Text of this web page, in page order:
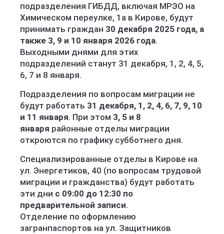
подразделения ГИБДД, включая МРЭО на
Химическом переулке, 1а в Кирове, будут
принимать граждан 30 декабря 2025 года, а
также 3, 9 и 10 января 2026 года.
Выходными днями для этих
подразделений станут 31 декабря, 1, 2, 4, 5,
6, 7 и 8 января.
Подразделения по вопросам миграции не
будут работать 31 декабря, 1, 2, 4, 6, 7, 9, 10
и 11 января. При этом 3, 5 и 8
января районные отделы миграции
откроются по графику субботнего дня.
Специализированные отделы в Кирове на
ул. Энергетиков, 40 (по вопросам трудовой
миграции и гражданства) будут работать
эти дни с 09:00 до 12:30 по
предварительной записи.
Отделение по оформлению
загранпаспортов на ул. Защитников